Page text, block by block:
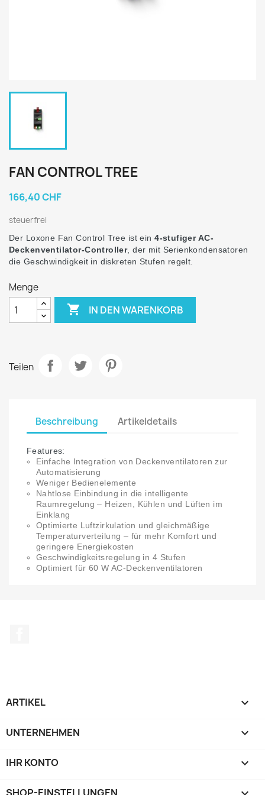
FAN CONTROL TREE
166,40 CHF
steuerfrei
Der Loxone Fan Control Tree ist ein4-stufiger AC-
Deckenventilator-Controller, der mit Serienkondensatoren
die Geschwindigkeit in diskreten Stufen regelt.
Menge
 IN DEN WARENKORB
Teilen
Beschreibung Artikeldetails
Features:
Einfache Integration von Deckenventilatoren zur
Automatisierung
Weniger Bedienelemente
Nahtlose Einbindung in die intelligente
Raumregelung – Heizen, Kühlen und Lüften im
Einklang
Optimierte Luftzirkulation und gleichmäßige
Temperaturverteilung – für mehr Komfort und
geringere Energiekosten
Geschwindigkeitsregelung in 4 Stufen
Optimiert für 60 W AC-Deckenventilatoren
ARTIKEL 
UNTERNEHMEN 
IHR KONTO 